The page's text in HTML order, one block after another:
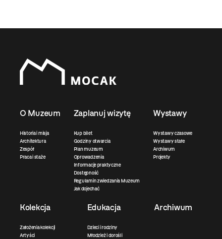
O Muzeum
Historia i misja
Architektura
Zespół
Praca i staże
Zaplanuj wizytę
Kup bilet
Godziny otwarcia
Plan muzeum
Oprowadzenia
Informacje praktyczne
Dostępność
Regulamin zwiedzania Muzeum
Jak dojechać
Wystawy
Wystawy czasowe
Wystawy stałe
Archiwum
Projekty
Kolekcja
Założenia kolekcji
Artyści
Edukacja
Dzieci i rodziny
Młodzież i dorośli
Archiwum